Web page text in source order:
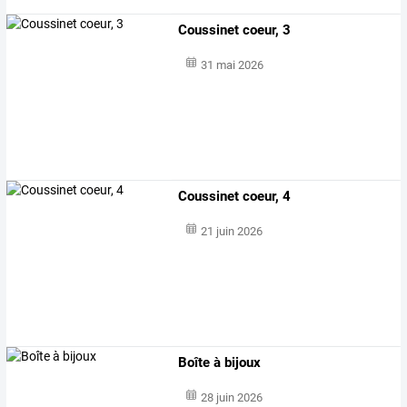
Coussinet coeur, 3
31 mai 2026
Coussinet coeur, 4
21 juin 2026
Boîte à bijoux
28 juin 2026